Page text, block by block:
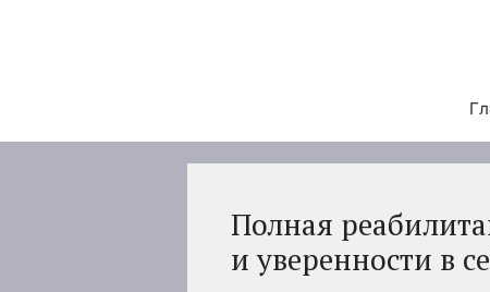
Полная
и уверенности в